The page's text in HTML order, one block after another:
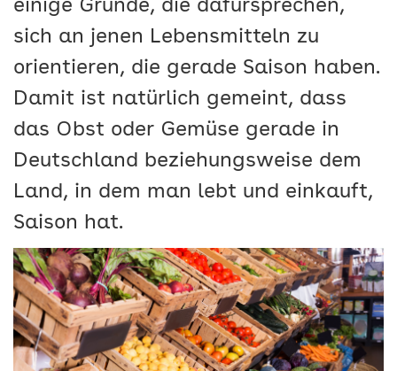
einige Gründe, die dafürsprechen,
sich an jenen Lebensmitteln zu
orientieren, die gerade Saison haben.
Damit ist natürlich gemeint, dass
das Obst oder Gemüse gerade in
Deutschland beziehungsweise dem
Land, in dem man lebt und einkauft,
Saison hat.